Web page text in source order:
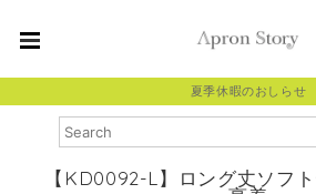
夏季休暇のおしらせ
【KD0092-L】ロング丈ソフ